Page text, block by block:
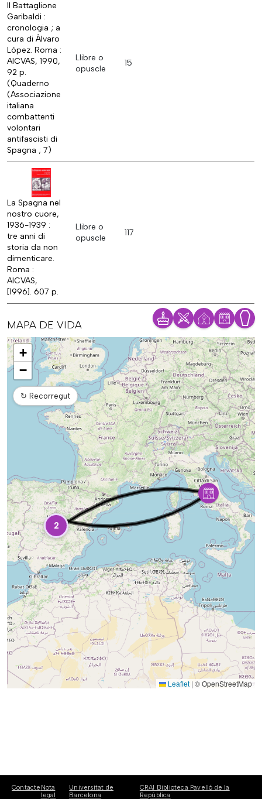
Il Battaglione
Garibaldi :
cronologia ; a
cura di Álvaro
López. Roma :
AICVAS, 1990,
92 p.
(Quaderno
(Associazione
italiana
combattenti
volontari
antifascisti di
Spagna ; 7)
Llibre o
opuscle
15
La Spagna nel
nostro cuore,
1936-1939 :
tre anni di
storia da non
dimenticare.
Roma :
AICVAS,
[1996]. 607 p.
Llibre o
opuscle
117
MAPA DE VIDA
Mapa
2
+
−
↻ Recorregut
Leaflet | © OpenStreetMap
Contacte Nota
legal
Universitat de
Barcelona
CRAI Biblioteca Pavelló de la
República